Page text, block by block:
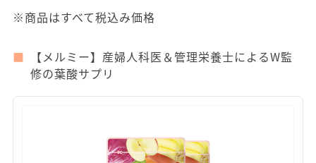
※商品はすべて税込み価格
【メルミー】産婦人科医＆管理栄養士によるW監
修の葉酸サプリ